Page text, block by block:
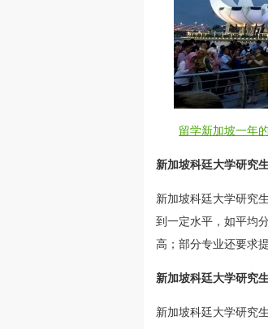
留学新加坡一年
新加坡科廷大学研究
新加坡科廷大学研究
到一定水平，如平均
高；部分专业还要求
新加坡科廷大学研究
新加坡科廷大学研究